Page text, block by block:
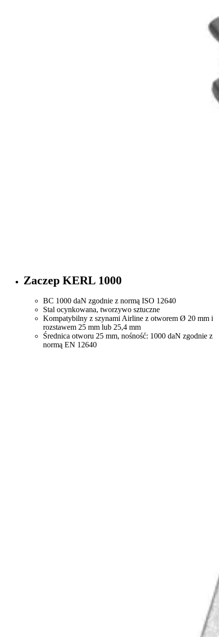
Zaczep KERL 1000
BC 1000 daN zgodnie z normą ISO 12640
Stal ocynkowana, tworzywo sztuczne
Kompatybilny z szynami Airline z otworem Ø 20 mm i
rozstawem 25 mm lub 25,4 mm
Średnica otworu 25 mm, nośność: 1000 daN zgodnie z
normą EN 12640